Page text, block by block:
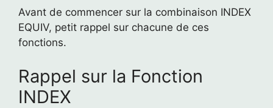
Avant de commencer sur la combinaison INDEX
EQUIV, petit rappel sur chacune de ces
fonctions.
Rappel sur la Fonction
INDEX